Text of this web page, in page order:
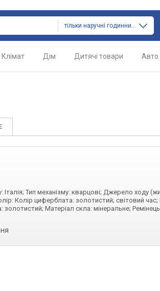
тільки наручні годинники
Клімат Дім Дитячі товари Авто
Італія; Тип механізму: кварцові; Джерело ходу
Колір циферблата: золотистий; світовий час;
Матеріал скла: мінеральне;